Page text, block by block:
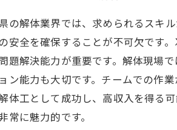
の解体業界では、求められるスキ
安全を確保することが不可欠です
題解決能力が重要です。解体現場
ン能力も大切です。チームでの作
体工として成功し、高収入を得る
常に魅力的です。